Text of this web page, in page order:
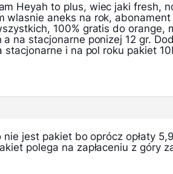
Heyah to plus, wiec jaki fresh,
wlasnie aneks na rok,
100% gratis do orange,
a na stacjonarne ponizej 12 gr.
stacjonarne i na pol roku pakiet
nie jest pakiet bo oprócz opłaty
polega na zapłaceniu z góry